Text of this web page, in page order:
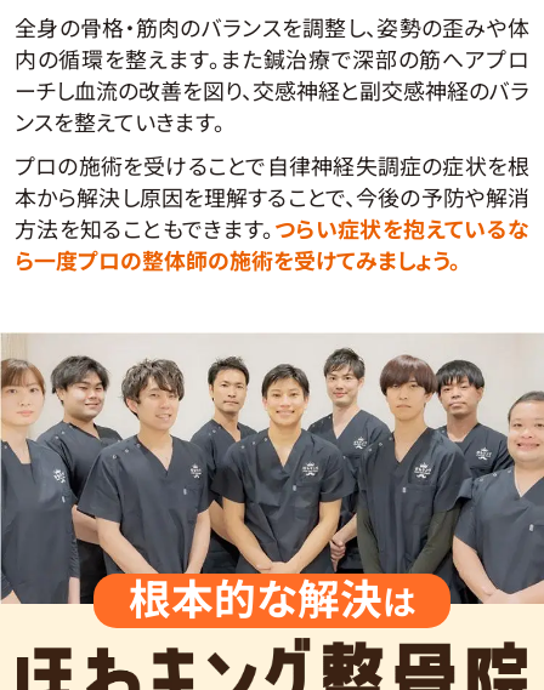
全身の骨格・筋肉のバランスを調整し、姿勢の歪みや体
内の循環を整えます。また鍼治療で深部の筋へアプロ
ーチし血流の改善を図り、交感神経と副交感神経のバラ
ンスを整えていきます。
プロの施術を受けることで自律神経失調症の症状を根
本から解決し原因を理解することで、今後の予防や解消
方法を知ることもできます。つらい症状を抱えているな
ら一度プロの整体師の施術を受けてみましょう。
根本的な解決は